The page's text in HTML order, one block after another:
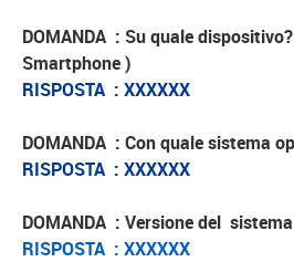
DOMANDA : Su quale
Smartphone )
RISPOSTA : XXXXXX
DOMANDA : Con quale sistema
RISPOSTA : XXXXXX
DOMANDA : Versione del
RISPOSTA : XXXXXX